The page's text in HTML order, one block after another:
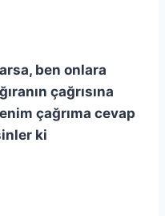
ben onlara
çağrısına
çağrıma cevap
ki